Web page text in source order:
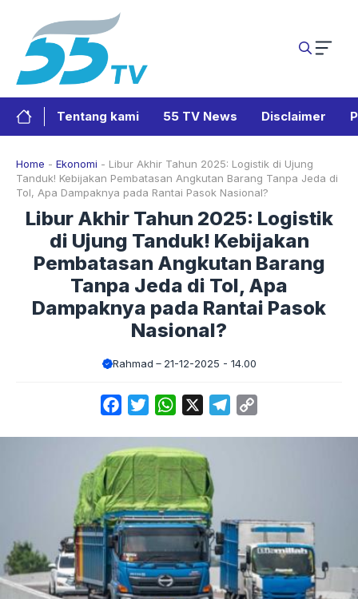
Tentang kami 55 TV News Disclaimer
Home - Ekonomi - Libur Akhir Tahun 2025: Logistik di Ujung
Tanduk! Kebijakan Pembatasan Angkutan Barang Tanpa Jeda di
Tol, Apa Dampaknya pada Rantai Pasok Nasional?
Libur Akhir Tahun 2025: Logistik
di Ujung Tanduk! Kebijakan
Pembatasan Angkutan Barang
Tanpa Jeda di Tol, Apa
Dampaknya pada Rantai Pasok
Nasional?
Rahmad 21-12-2025 - 14.00
FacebookTwitterWhatsApp Telegram